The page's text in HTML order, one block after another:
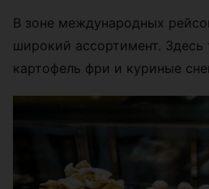
В зоне международных
широкий ассортимент. Здесь
картофель фри и куриные